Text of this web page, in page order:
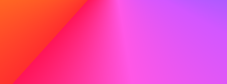
Med mine tekniske færdigheder og dedikation til læring er
jeg sikker på, at jeg kan bidrage til ABC's fortsatte succes.